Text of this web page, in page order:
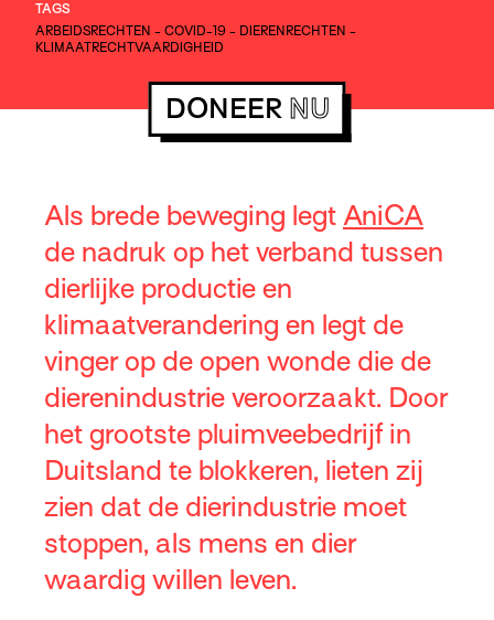
TAGS
ARBEIDSRECHTEN - COVID-19 - DIERENRECHTEN -
KLIMAATRECHTVAARDIGHEID
DONEER NU
Als brede beweging legt AniCA
de nadruk op het verband tussen
dierlijke productie en
klimaatverandering en legt de
vinger op de open wonde die de
dierenindustrie veroorzaakt. Door
het grootste pluimveebedrijf in
Duitsland te blokkeren, lieten zij
zien dat de dierindustrie moet
stoppen, als mens en dier
waardig willen leven.